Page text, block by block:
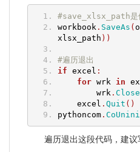
#save_xlsx_path是
workbook . SaveAs (
xlsx_path ))
#遍历退出
if excel :
for wrk in
wrk . Close
excel . Quit ()
pythoncom.
遍历退出这段代码，建议